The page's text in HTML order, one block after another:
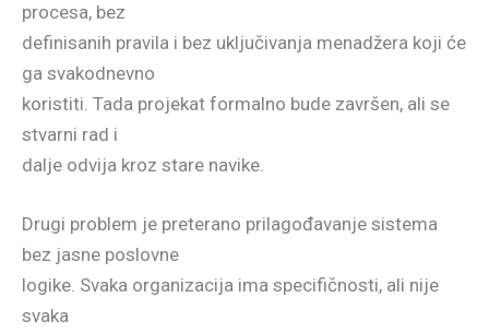
procesa, bez
definisanih pravila i bez uključivanja menadžera koji će
ga svakodnevno
koristiti. Tada projekat formalno bude završen, ali se
stvarni rad i
dalje odvija kroz stare navike.
Drugi problem je preterano prilagođavanje sistema
bez jasne poslovne
logike. Svaka organizacija ima specifičnosti, ali nije
svaka